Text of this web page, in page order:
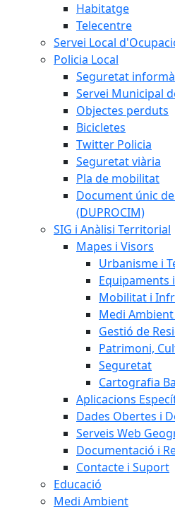
Habitatge
Telecentre
Servei Local
Policia Local
Seguretat
Servei Municipal
Objectes perduts
Bicicletes
Twitter Policia
Seguretat viària
Pla de mobilitat
Document únic
(DUPROCIM)
SIG i Anàlisi Territorial
Mapes i Visors
Urbanisme i
Equipaments
Mobilitat i
Medi
Gestió de
Patrimoni,
Seguretat
Cartografia
Aplicacions
Dades Obertes i
Serveis Web
Documentació i
Contacte i Suport
Educació
Medi Ambient